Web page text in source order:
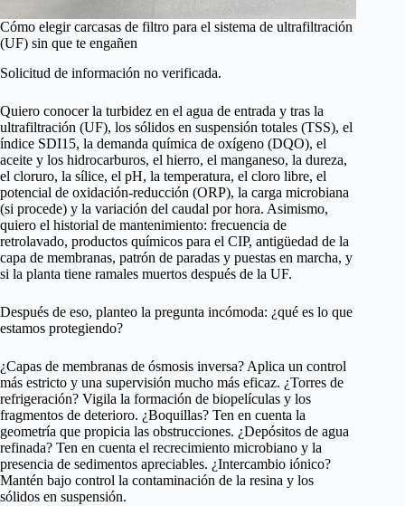
Cómo elegir carcasas de filtro para el sistema de ultrafiltración
(UF) sin que te engañen
Solicitud de información no verificada.
Quiero conocer la turbidez en el agua de entrada y tras la
ultrafiltración (UF), los sólidos en suspensión totales (TSS), el
índice SDI15, la demanda química de oxígeno (DQO), el
aceite y los hidrocarburos, el hierro, el manganeso, la dureza,
el cloruro, la sílice, el pH, la temperatura, el cloro libre, el
potencial de oxidación-reducción (ORP), la carga microbiana
(si procede) y la variación del caudal por hora. Asimismo,
quiero el historial de mantenimiento: frecuencia de
retrolavado, productos químicos para el CIP, antigüedad de la
capa de membranas, patrón de paradas y puestas en marcha, y
si la planta tiene ramales muertos después de la UF.
Después de eso, planteo la pregunta incómoda: ¿qué es lo que
estamos protegiendo?
¿Capas de membranas de ósmosis inversa? Aplica un control
más estricto y una supervisión mucho más eficaz. ¿Torres de
refrigeración? Vigila la formación de biopelículas y los
fragmentos de deterioro. ¿Boquillas? Ten en cuenta la
geometría que propicia las obstrucciones. ¿Depósitos de agua
refinada? Ten en cuenta el recrecimiento microbiano y la
presencia de sedimentos apreciables. ¿Intercambio iónico?
Mantén bajo control la contaminación de la resina y los
sólidos en suspensión.